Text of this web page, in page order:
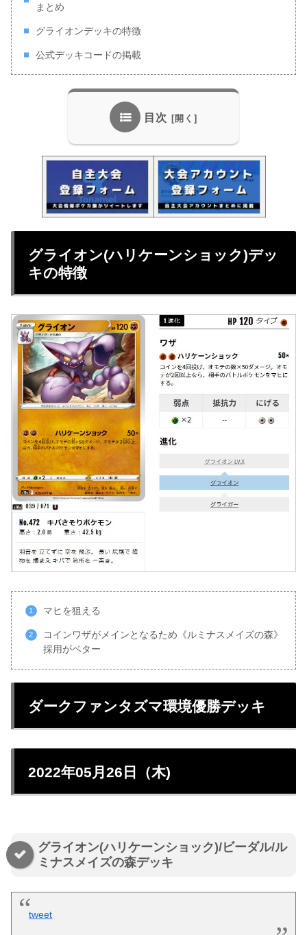
まとめ
グライオンデッキの特徴
公式デッキコードの掲載
目次
グライオン(ハリケーンショック)デッ
キの特徴
マヒを狙える
コインワザがメインとなるため《ルミナスメイズの森》
採用がベター
ダークファンタズマ環境優勝デッキ
2022年05月26日（木)
グライオン(ハリケーンショック)/ビーダル/ル
ミナスメイズの森デッキ
tweet